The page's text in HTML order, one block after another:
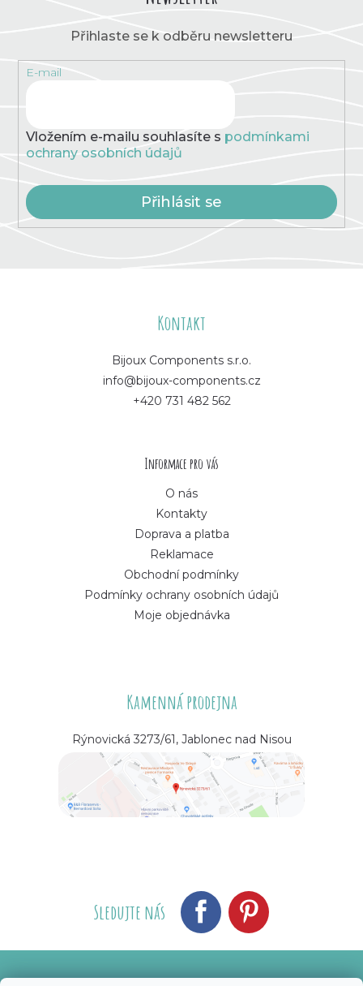
Přihlaste se k odběru newsletteru
E-mail
Vložením e-mailu souhlasíte s podmínkami
ochrany osobních údajů
Přihlásit se
Kontakt
Bijoux Components s.r.o.
info@bijoux-components.cz
+420 731 482 562
Informace pro vás
O nás
Kontakty
Doprava a platba
Reklamace
Obchodní podmínky
Podmínky ochrany osobních údajů
Moje objednávka
Kamenná prodejna
Rýnovická 3273/61, Jablonec nad Nisou
Sledujte nás